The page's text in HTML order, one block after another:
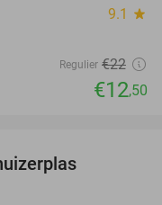
9.1 star
Regulier €22
€12,50